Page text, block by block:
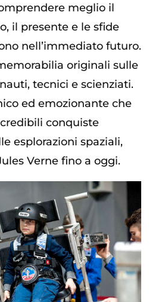
meglio il
il presente e le sfide
nell’immediato futuro.
originali sulle
tecnici e scienziati.
ed emozionante che
conquiste
esplorazioni spaziali,
Verne fino a oggi.